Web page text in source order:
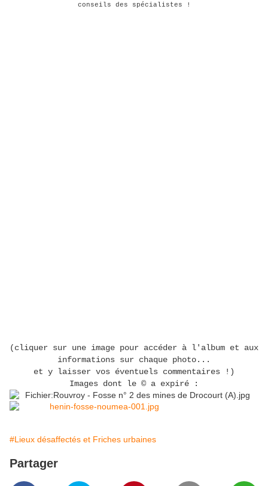
conseils des spécialistes !
(cliquer sur une image pour accéder à l'album et aux
informations sur chaque photo...
et y laisser vos éventuels commentaires !)
Images dont le © a expiré :
#Lieux désaffectés et Friches urbaines
Partager